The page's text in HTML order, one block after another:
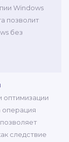
Windows
позволит
без
оптимизации
операция
следствие